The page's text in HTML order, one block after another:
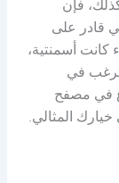
فإن
قادر على
كانت أسمنتية،
ترغب في
في مصفح
المثالي.